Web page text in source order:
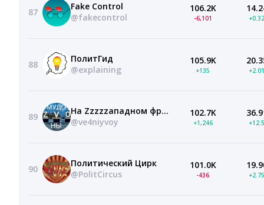
87
Fake Control
@fakecontrol
106.2K
-6,101
88
ПолитГид
@explaining
105.9K
+135
89
На Zzzzzападном фронте без перемен
@ve4niyvoy
102.7K
+1,246
90
Политический Цирк
@PolitCircus
101.0K
-436